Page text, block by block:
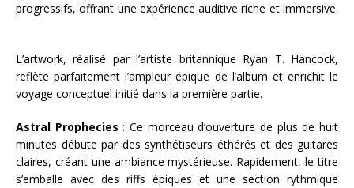
progressifs, offrant une expérience auditive riche et immersive.
L’artwork, réalisé par l’artiste britannique Ryan T. Hancock,
reflète parfaitement l’ampleur épique de l’album et enrichit le
voyage conceptuel initié dans la première partie.
Astral Prophecies : Ce morceau d’ouverture de plus de huit
minutes débute par des synthétiseurs éthérés et des guitares
claires, créant une ambiance mystérieuse. Rapidement, le titre
s’emballe avec des riffs épiques et une section rythmique